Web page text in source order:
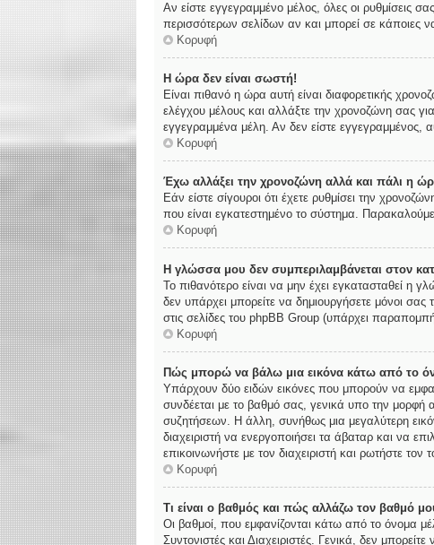
Αν είστε εγγεγραμμένο μέλος, όλες οι ρυθμίσεις
περισσότερων σελίδων αν και μπορεί σε κάποιες
Κορυφή
Η ώρα δεν είναι σωστή!
Είναι πιθανό η ώρα αυτή είναι διαφορετικής
ελέγχου μέλους και αλλάξτε την χρονοζώνη σας
εγγεγραμμένα μέλη. Αν δεν είστε εγγεγραμμένος,
Κορυφή
Έχω αλλάξει την χρονοζώνη αλλά και πάλι η
Εάν είστε σίγουροι ότι έχετε ρυθμίσει την
που είναι εγκατεστημένο το σύστημα.
Κορυφή
Η γλώσσα μου δεν συμπεριλαμβάνεται στον
Το πιθανότερο είναι να μην έχει εγκατασταθεί η
δεν υπάρχει μπορείτε να δημιουργήσετε μόνοι
στις σελίδες του phpBB Group (υπάρχει
Κορυφή
Πώς μπορώ να βάλω μια εικόνα κάτω από το
Υπάρχουν δύο ειδών εικόνες που μπορούν να
συνδέεται με το βαθμό σας, γενικά υπο την μορφή
συζητήσεων. Η άλλη, συνήθως μια μεγαλύτερη
διαχειριστή να ενεργοποιήσει τα άβαταρ και να
επικοινωνήστε με τον διαχειριστή και ρωτήστε τον
Κορυφή
Τι είναι ο βαθμός και πώς αλλάζω τον βαθμό
Οι βαθμοί, που εμφανίζονται κάτω από το όνομα
Συντονιστές και Διαχειριστές. Γενικά, δεν